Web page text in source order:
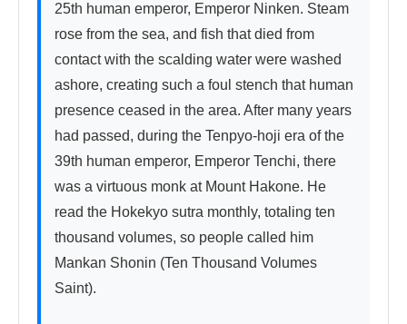
25th human emperor, Emperor Ninken. Steam
rose from the sea, and fish that died from
contact with the scalding water were washed
ashore, creating such a foul stench that human
presence ceased in the area. After many years
had passed, during the Tenpyo-hoji era of the
39th human emperor, Emperor Tenchi, there
was a virtuous monk at Mount Hakone. He
read the Hokekyo sutra monthly, totaling ten
thousand volumes, so people called him
Mankan Shonin (Ten Thousand Volumes
Saint).